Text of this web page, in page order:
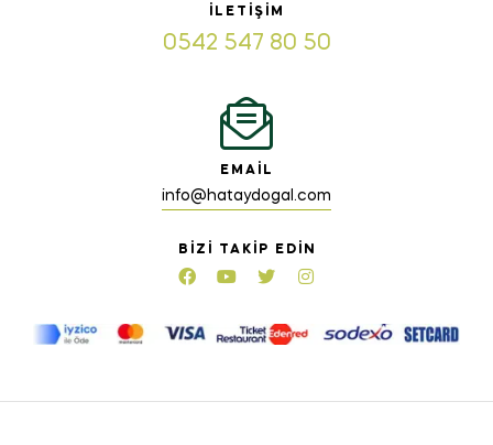
İLETIŞIM
0542 547 80 50
EMAIL
info@hataydogal.com
BIZI TAKIP EDIN